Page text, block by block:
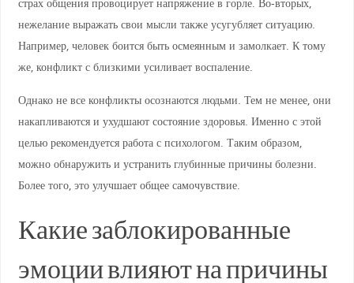
страх общения провоцирует напряжение в горле. Во-вторых,
нежелание выражать свои мысли также усугубляет ситуацию.
Например, человек боится быть осмеянным и замолкает. К тому
же, конфликт с близкими усиливает воспаление.
Однако не все конфликты осознаются людьми. Тем не менее, они
накапливаются и ухудшают состояние здоровья. Именно с этой
целью рекомендуется работа с психологом. Таким образом,
можно обнаружить и устранить глубинные причины болезни.
Более того, это улучшает общее самочувствие.
Какие заблокированные
эмоции влияют на причины